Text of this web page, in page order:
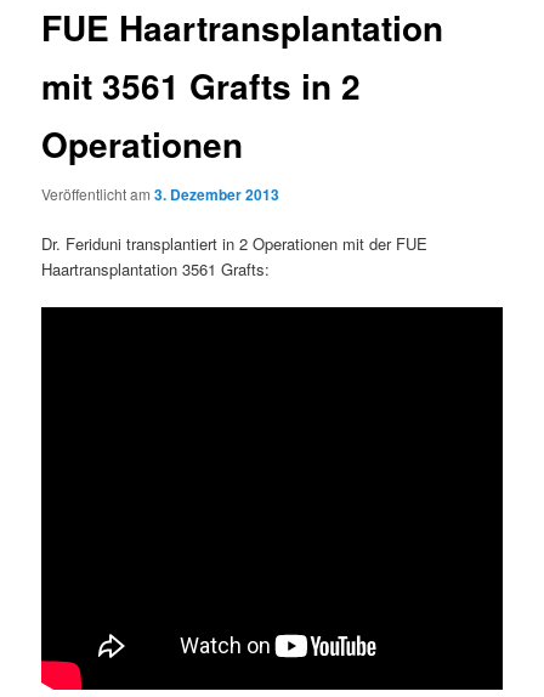
FUE Haartransplantation
mit 3561 Grafts in 2
Operationen
Veröffentlicht am3. Dezember 2013
Dr. Feriduni transplantiert in 2 Operationen mit der FUE
Haartransplantation 3561 Grafts: